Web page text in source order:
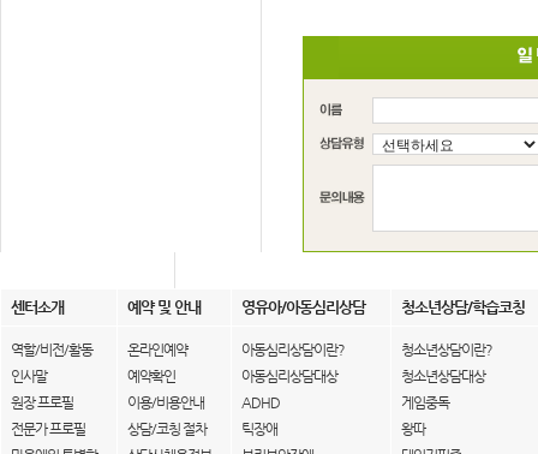
센터소개 예약 및 안내 영유아/아동심리상담 청소년상담/학습코칭
역할/비전/활동
인사말
원장 프로필
전문가 프로필
온라인예약
예약확인
이용/비용안내
상담/코칭 절차
아동심리상담이란?
아동심리상담대상
ADHD
틱장애
청소년상담이란?
청소년상담대상
게임중독
왕따